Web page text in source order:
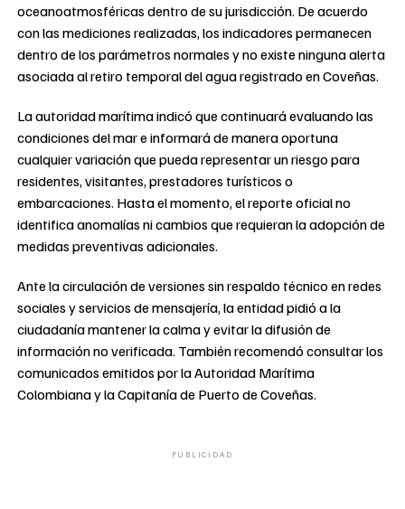
oceanoatmosféricas dentro de su jurisdicción. De acuerdo
con las mediciones realizadas, los indicadores permanecen
dentro de los parámetros normales y no existe ninguna alerta
asociada al retiro temporal del agua registrado en Coveñas.
La autoridad marítima indicó que continuará evaluando las
condiciones del mar e informará de manera oportuna
cualquier variación que pueda representar un riesgo para
residentes, visitantes, prestadores turísticos o
embarcaciones. Hasta el momento, el reporte oficial no
identifica anomalías ni cambios que requieran la adopción de
medidas preventivas adicionales.
Ante la circulación de versiones sin respaldo técnico en redes
sociales y servicios de mensajería, la entidad pidió a la
ciudadanía mantener la calma y evitar la difusión de
información no verificada. También recomendó consultar los
comunicados emitidos por la Autoridad Marítima
Colombiana y la Capitanía de Puerto de Coveñas.
PUBLICIDAD